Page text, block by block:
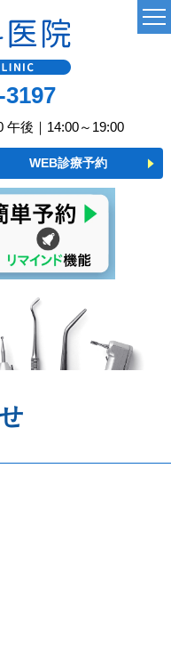
3197
午後｜14:00～19:00
WEB診療予約